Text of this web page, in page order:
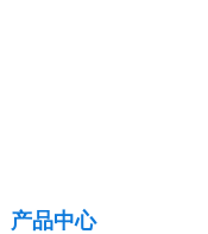
产品中心